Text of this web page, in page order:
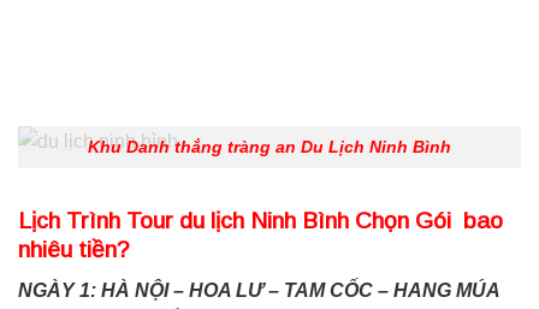
Khu Danh thắng tràng an Du Lịch Ninh Bình
Lịch Trình Tour du lịch Ninh Bình Chọn Gói bao
nhiêu tiền?
NGÀY 1: HÀ NỘI – HOA LƯ – TAM CỐC – HANG MÚA